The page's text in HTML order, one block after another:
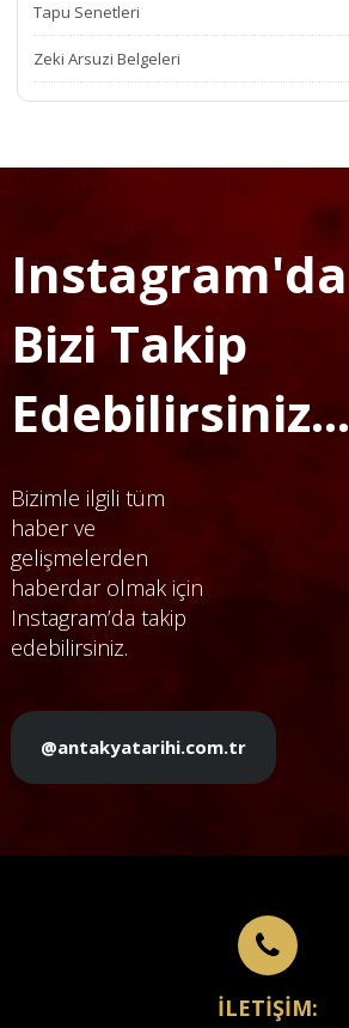
Tapu Senetleri
Zeki Arsuzi Belgeleri
Instagram'da
Bizi Takip
Edebilirsiniz...
Bizimle ilgili tüm
haber ve
gelişmelerden
haberdar olmak için
Instagram’da takip
edebilirsiniz.
@antakyatarihi.com.tr
İLETİŞİM: